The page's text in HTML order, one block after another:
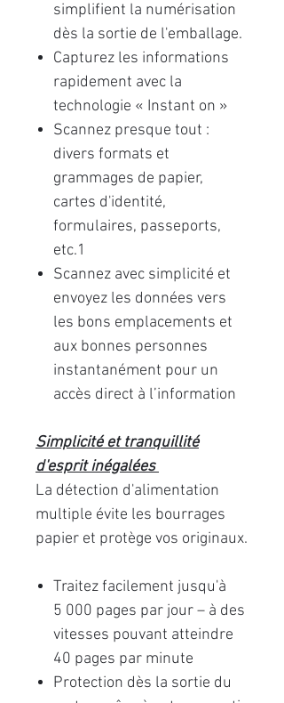
simplifient la numérisation
dès la sortie de l'emballage.
Capturez les informations
rapidement avec la
technologie « Instant on »
Scannez presque tout :
divers formats et
grammages de papier,
cartes d'identité,
formulaires, passeports,
etc.1
Scannez avec simplicité et
envoyez les données vers
les bons emplacements et
aux bonnes personnes
instantanément pour un
accès direct à l’information
Simplicité et tranquillité
d'esprit inégalées
La détection d'alimentation
multiple évite les bourrages
papier et protège vos originaux.
Traitez facilement jusqu'à
5 000 pages par jour – à des
vitesses pouvant atteindre
40 pages par minute
Protection dès la sortie du